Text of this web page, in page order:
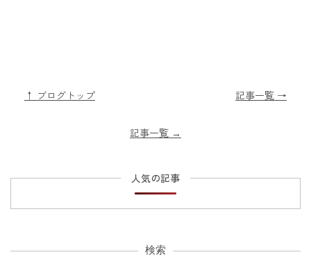
↑ ブログトップ 記事一覧 →
記事一覧 →
人気の記事
検索